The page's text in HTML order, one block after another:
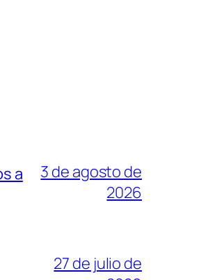
a
3 de agosto de
2026
27 de julio de